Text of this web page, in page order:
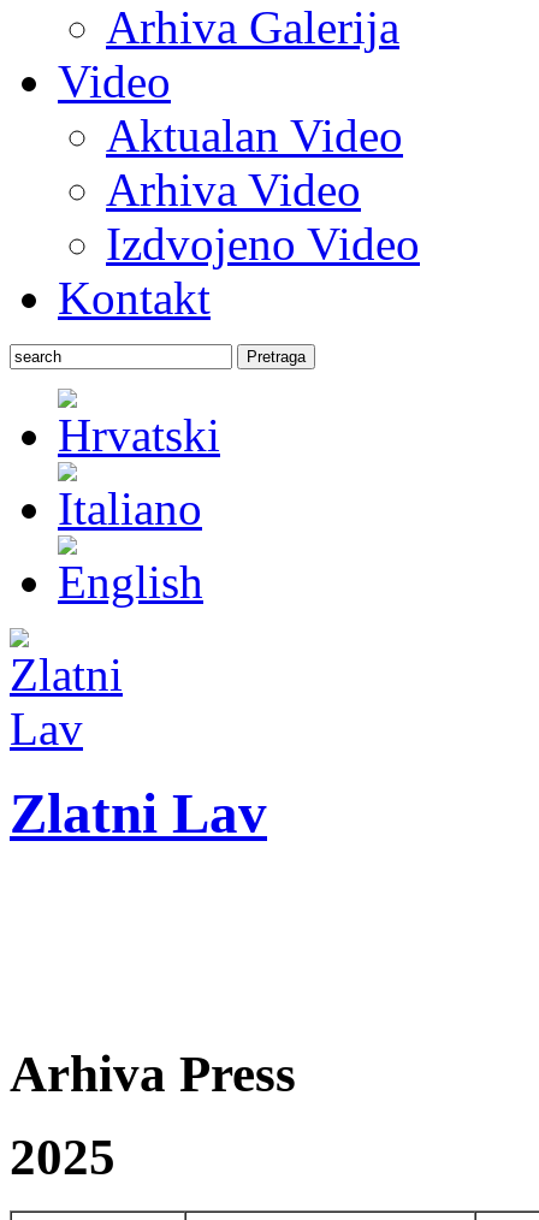
Arhiva Galerija
Video
Aktualan Video
Arhiva Video
Izdvojeno Video
Kontakt
Pretraga
Zlatni Lav
Arhiva Press
2025